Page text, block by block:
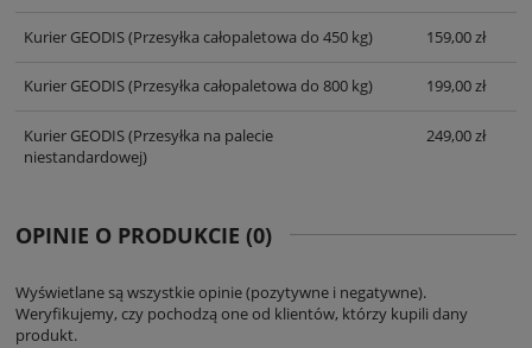
Kurier GEODIS(Przesyłka całopaletowa do 450 kg) 159,00 zł
Kurier GEODIS(Przesyłka całopaletowa do 800 kg) 199,00 zł
Kurier GEODIS(Przesyłka na palecie
niestandardowej)
249,00 zł
OPINIE O PRODUKCIE (0)
Wyświetlane są wszystkie opinie (pozytywne i negatywne).
Weryfikujemy, czy pochodzą one od klientów, którzy kupili dany
produkt.